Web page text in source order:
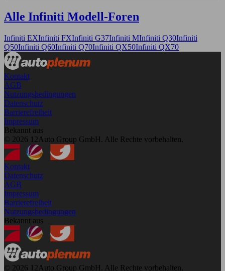
Alle Infiniti Modell-Foren
Infiniti EXInfiniti FXInfiniti G37Infiniti MInfiniti Q30Infiniti
Q50Infiniti Q60Infiniti Q70Infiniti QX50Infiniti QX70
Kontakt
AGB
Nutzungsbedingungen
Datenschutz
Barrierefreiheit
Impressum
Bekannt aus
© 2026 12Auto Group GmbH. Alle Rechte vorbehalten.
Kontakt
Datenschutz
AGB
Impressum
Barrierefreiheit
Nutzungsbedingungen
Bekannt aus
© 2026 12Auto Group GmbH. Alle Rechte vorbehalten.